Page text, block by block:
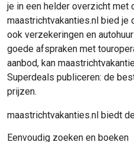
je in een helder overzicht met
maastrichtvakanties.nl bied je
ook verzekeringen en
goede afspraken met
aanbod, kan
Superdeals publiceren: de
prijzen.
maastrichtvakanties.nl biedt
Eenvoudig zoeken en boeken